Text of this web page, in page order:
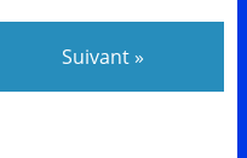
Suivant »